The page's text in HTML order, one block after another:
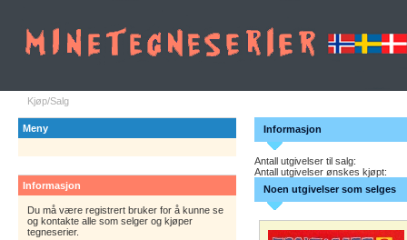
Kjøp/Salg
Meny
Informasjon
Du må være registrert bruker for å kunne se
og kontakte alle som selger og kjøper
tegneserier.
Informasjon
Antall utgivelser til salg:
Antall utgivelser ønskes kjøpt:
Noen utgivelser som selges